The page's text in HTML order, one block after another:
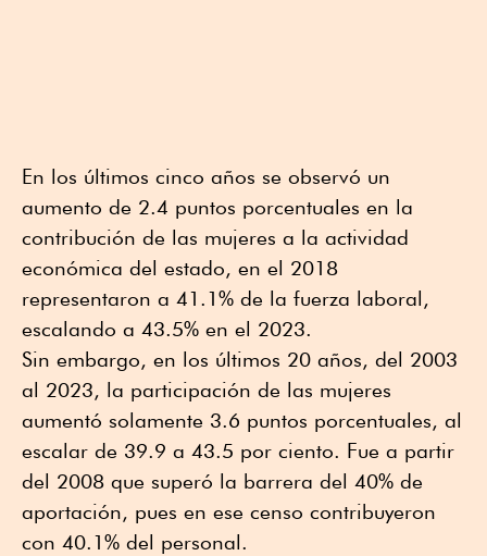
En los últimos cinco años se observó un
aumento de 2.4 puntos porcentuales en la
contribución de las mujeres a la actividad
económica del estado, en el 2018
representaron a 41.1% de la fuerza laboral,
escalando a 43.5% en el 2023.
Sin embargo, en los últimos 20 años, del 2003
al 2023, la participación de las mujeres
aumentó solamente 3.6 puntos porcentuales, al
escalar de 39.9 a 43.5 por ciento. Fue a partir
del 2008 que superó la barrera del 40% de
aportación, pues en ese censo contribuyeron
con 40.1% del personal.